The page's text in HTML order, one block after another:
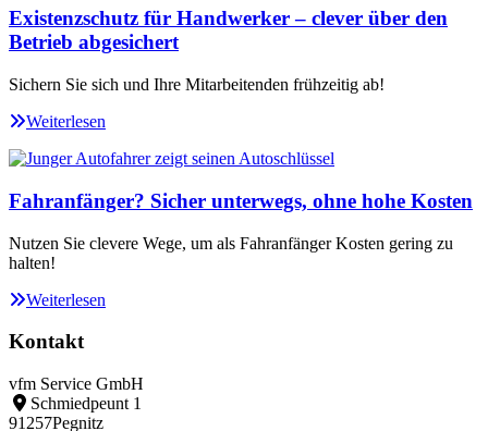
Existenzschutz für Handwerker – clever über den
Betrieb abgesichert
Sichern Sie sich und Ihre Mitarbeitenden frühzeitig ab!
Weiterlesen
Fahranfänger? Sicher unterwegs, ohne hohe Kosten
Nutzen Sie clevere Wege, um als Fahranfänger Kosten gering zu
halten!
Weiterlesen
Kontakt
vfm Service GmbH
Schmiedpeunt 1
91257Pegnitz